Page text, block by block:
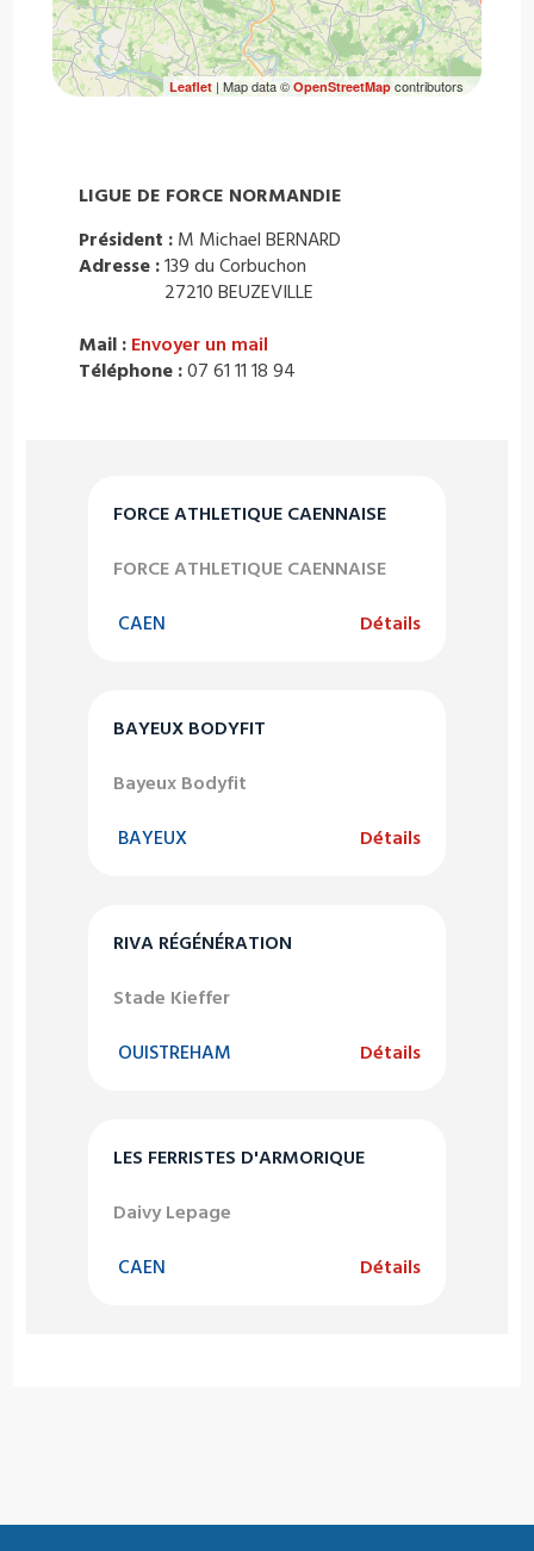
FORCE ATHLETIQUE CAENNAISE
FORCE ATHLETIQUE CAENNAISE
CAEN Détails
BAYEUX BODYFIT
Bayeux Bodyfit
BAYEUX Détails
RIVA RÉGÉNÉRATION
Stade Kieffer
OUISTREHAM Détails
LES FERRISTES D'ARMORIQUE
Daivy Lepage
CAEN Détails
Leaflet| Map data © OpenStreetMapcontributors
LIGUE DE FORCE NORMANDIE
Président : M Michael BERNARD
Adresse :139 du Corbuchon
27210 BEUZEVILLE
Mail : Envoyer un mail
Téléphone :07 61 11 18 94